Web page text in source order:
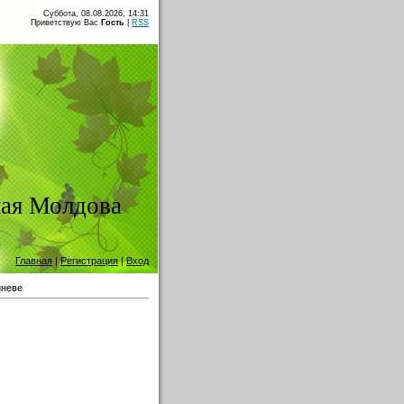
Суббота, 08.08.2026, 14:31
Приветствую Вас Гость RSS
Молдова
Главная |Регистрация|Вход